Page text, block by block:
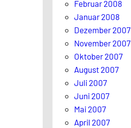
Februar 2008
Januar 2008
Dezember 2007
November 2007
Oktober 2007
August 2007
Juli 2007
Juni 2007
Mai 2007
April 2007